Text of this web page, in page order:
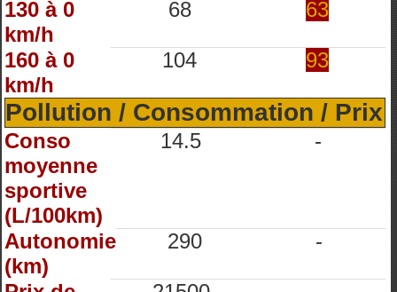
130 à 0
km/h
68 63
160 à 0
km/h
104 93
Pollution / Consommation / Prix
Conso
moyenne
sportive
(L/100km)
14.5 -
Autonomie
(km)
290 -